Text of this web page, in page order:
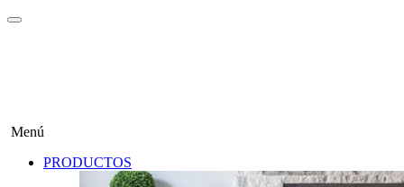
Menú
PRODUCTOS